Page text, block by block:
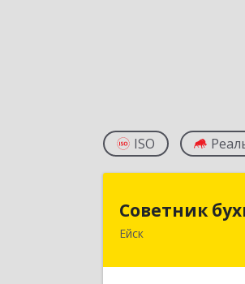
ISO
Советник
Ейск353691,